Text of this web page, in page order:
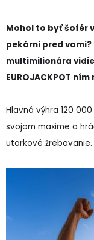
Mohol to byť šofér
pekárni pred
multimilionára
EUROJACKPOT
Hlavná výhra 120
svojom maxime a
utorkové žrebovanie.